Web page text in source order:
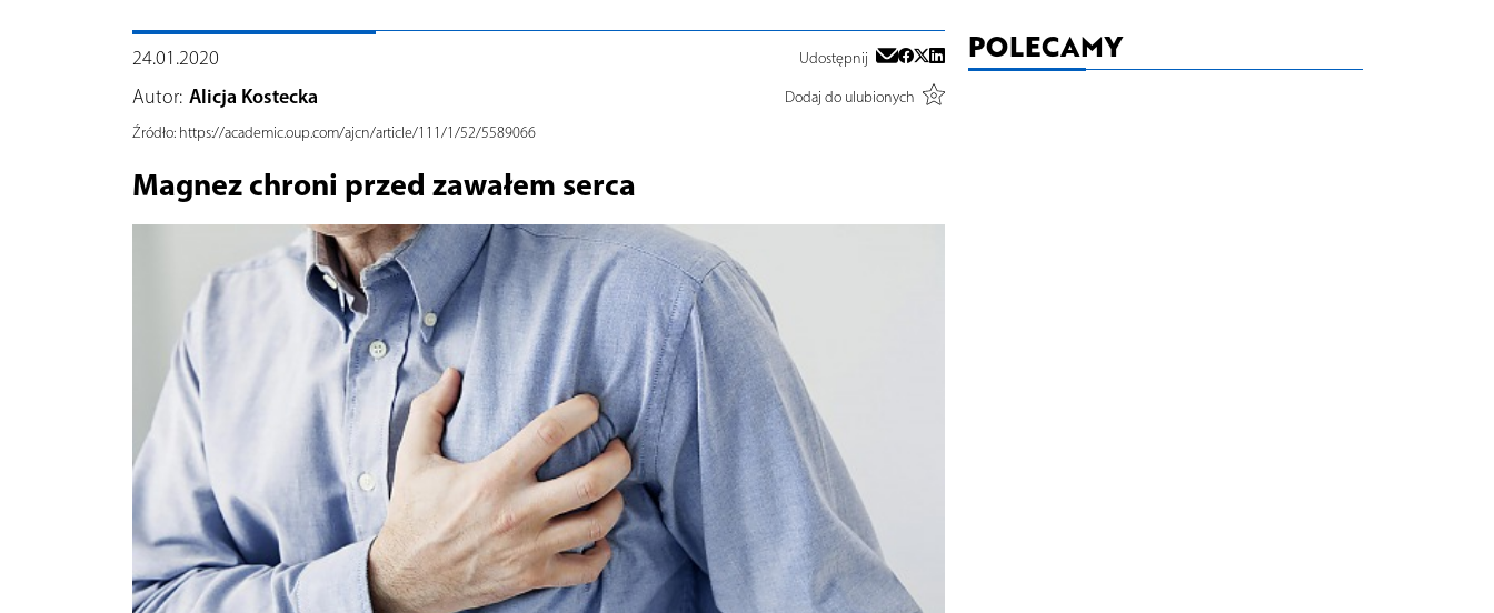
24.01.2020 Udostępnij
Autor: Alicja Kostecka
Dodaj do ulubionych
Źródło:https://academic.oup.com/ajcn/article/111/1/52/5589066
Magnez chroni przed zawałem serca
POLECAMY